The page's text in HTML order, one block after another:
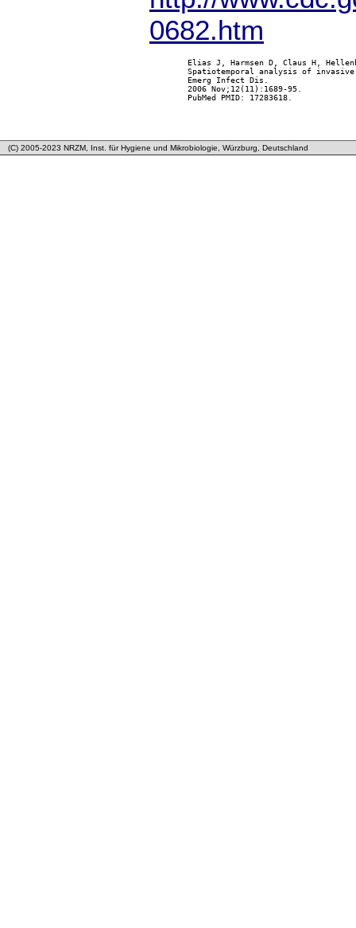
0682.htm
Elias J, Harmsen D, Claus H,
Spatiotemporal analysis of
        Emerg Infect Dis.
        2006 Nov;12(11):1689-95.
        PubMed PMID: 17283618.
(C) 2005-2023 NRZM, Inst. für Hygiene und Mikrobiologie, Würzburg, Deutschland